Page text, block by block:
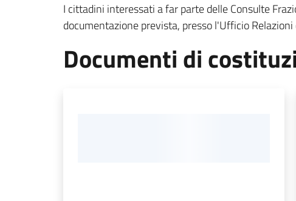
I cittadini interessati a far parte delle Consulte
documentazione prevista, presso l'Ufficio
Documenti di